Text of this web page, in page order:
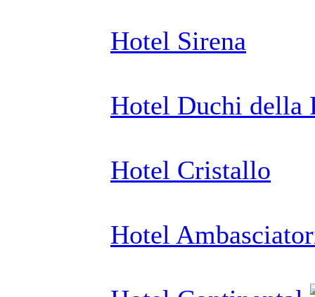
Hotel Sirena
Hotel Duchi della
Hotel Cristallo
Hotel